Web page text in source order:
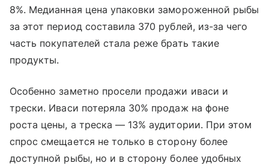
8%. Медианная цена упаковки замороженной рыбы
за этот период составила 370 рублей, из-за чего
часть покупателей стала реже брать такие
продукты.
Особенно заметно просели продажи иваси и
трески. Иваси потеряла 30% продаж на фоне
роста цены, а треска — 13% аудитории. При этом
спрос смещается не только в сторону более
доступной рыбы, но и в сторону более удобных